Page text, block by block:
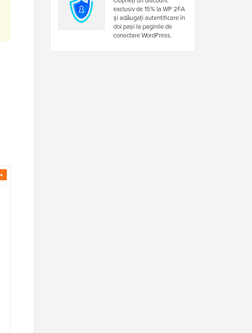
exclusiv de 15% la WP 2FA
și adăugați autentificare în
doi pași la paginile de
conectare WordPress.